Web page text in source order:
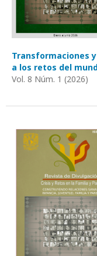
Transformaciones
a los retos del
Vol. 8 Núm. 1 (2026)